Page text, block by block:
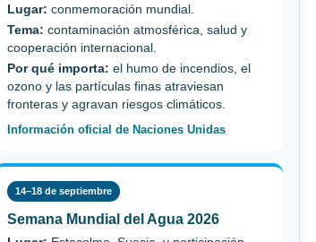
Lugar: conmemoración mundial.
Tema: contaminación atmosférica, salud y
cooperación internacional.
Por qué importa: el humo de incendios, el
ozono y las partículas finas atraviesan
fronteras y agravan riesgos climáticos.
Información oficial de Naciones Unidas
14–18 de septiembre
Semana Mundial del Agua 2026